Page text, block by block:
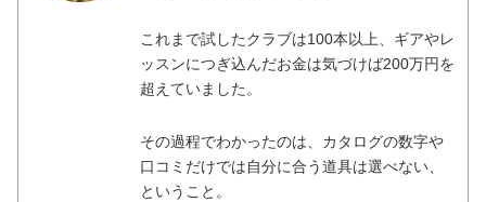
これまで試したクラブは100本以上、ギアやレ
ッスンにつぎ込んだお金は気づけば200万円を
超えていました。
その過程でわかったのは、カタログの数字や
口コミだけでは自分に合う道具は選べない、
ということ。